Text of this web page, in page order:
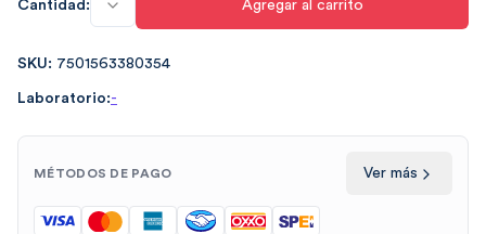
Cantidad: Agregar al carrito
SKU: 7501563380354
Laboratorio:-
MÉTODOS DE PAGO Ver más